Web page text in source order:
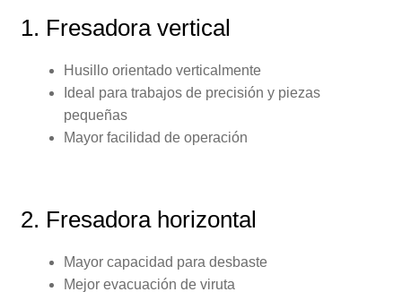
1. Fresadora vertical
Husillo orientado verticalmente
Ideal para trabajos de precisión y piezas
pequeñas
Mayor facilidad de operación
2. Fresadora horizontal
Mayor capacidad para desbaste
Mejor evacuación de viruta